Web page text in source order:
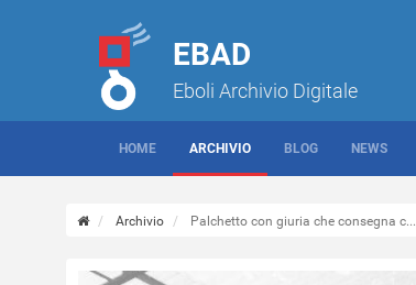
EBAD
Eboli Archivio Digitale
HOME ARCHIVIO BLOG NEWS
Archivio Palchetto con giuria che consegna c...